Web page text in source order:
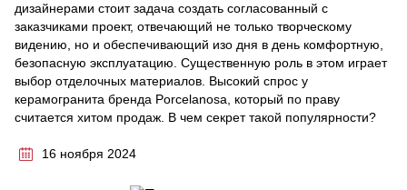
дизайнерами стоит задача создать согласованный с
заказчиками проект, отвечающий не только творческому
видению, но и обеспечивающий изо дня в день комфортную,
безопасную эксплуатацию. Существенную роль в этом играет
выбор отделочных материалов. Высокий спрос у
керамогранита бренда Porcelanosa, который по праву
считается хитом продаж. В чем секрет такой популярности?
16 ноября 2024